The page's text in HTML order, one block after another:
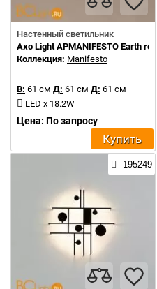
Настенный светильник
Axo Light APMANIFESTO Earth red
Коллекция: Manifesto
В: 61 см Д: 61 см Д: 61 см
LED x 18.2W
Цена: По запросу
Купить
195249